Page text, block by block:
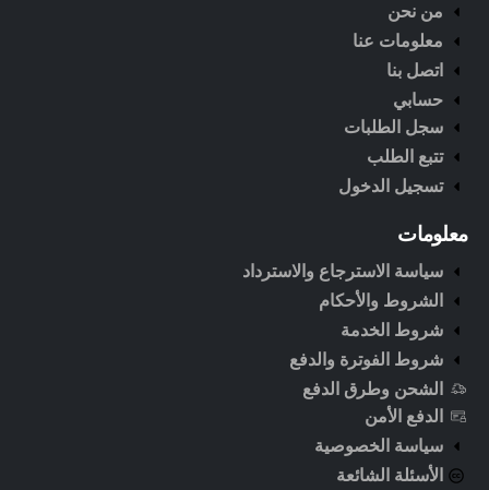
من نحن
معلومات عنا
اتصل بنا
حسابي
سجل الطلبات
تتبع الطلب
تسجيل الدخول
معلومات
سياسة الاسترجاع والاسترداد
الشروط والأحكام
شروط الخدمة
شروط الفوترة والدفع
الشحن وطرق الدفع
الدفع الأمن
سياسة الخصوصية
الأسئلة الشائعة